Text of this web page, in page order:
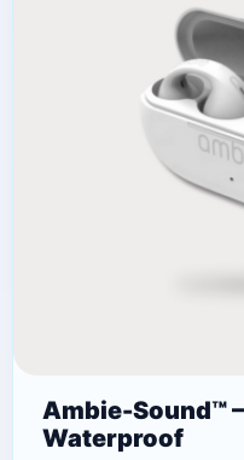
Ambie-Sound™
Waterproof